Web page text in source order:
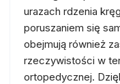
urazach rdzenia
poruszaniem się
obejmują również
rzeczywistości w
ortopedycznej.